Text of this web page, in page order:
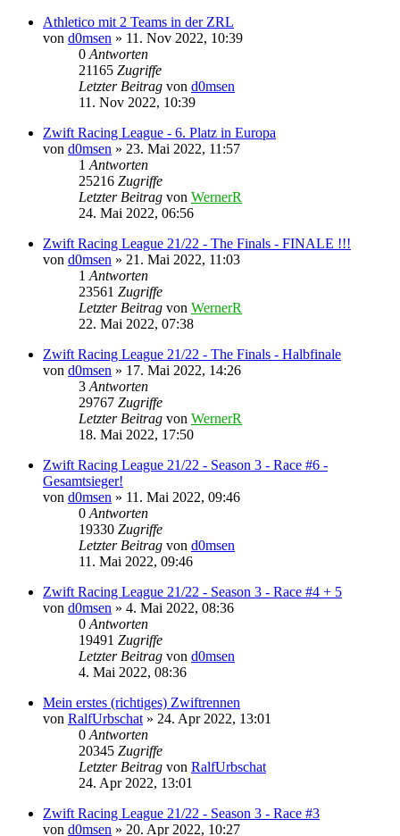
Athletico mit 2 Teams in der ZRL
von d0msen » 11. Nov 2022, 10:39
0 Antworten
21165 Zugriffe
Letzter Beitrag von d0msen
11. Nov 2022, 10:39
Zwift Racing League - 6. Platz in Europa
von d0msen » 23. Mai 2022, 11:57
1 Antworten
25216 Zugriffe
Letzter Beitrag von WernerR
24. Mai 2022, 06:56
Zwift Racing League 21/22 - The Finals - FINALE !!!
von d0msen » 21. Mai 2022, 11:03
1 Antworten
23561 Zugriffe
Letzter Beitrag von WernerR
22. Mai 2022, 07:38
Zwift Racing League 21/22 - The Finals - Halbfinale
von d0msen » 17. Mai 2022, 14:26
3 Antworten
29767 Zugriffe
Letzter Beitrag von WernerR
18. Mai 2022, 17:50
Zwift Racing League 21/22 - Season 3 - Race #6 -
Gesamtsieger!
von d0msen » 11. Mai 2022, 09:46
0 Antworten
19330 Zugriffe
Letzter Beitrag von d0msen
11. Mai 2022, 09:46
Zwift Racing League 21/22 - Season 3 - Race #4 + 5
von d0msen » 4. Mai 2022, 08:36
0 Antworten
19491 Zugriffe
Letzter Beitrag von d0msen
4. Mai 2022, 08:36
Mein erstes (richtiges) Zwiftrennen
von RalfUrbschat » 24. Apr 2022, 13:01
0 Antworten
20345 Zugriffe
Letzter Beitrag von RalfUrbschat
24. Apr 2022, 13:01
Zwift Racing League 21/22 - Season 3 - Race #3
von d0msen » 20. Apr 2022, 10:27